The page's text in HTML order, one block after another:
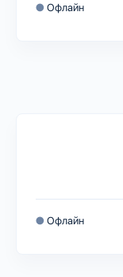
● Офлайн
● Офлайн